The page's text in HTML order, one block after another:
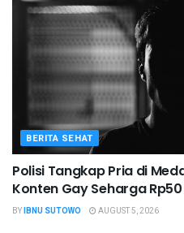
BERITA SEHAT
Polisi Tangkap Pria di
Konten Gay Seharga Rp50
BYIBNU SUTOWO AUGUST 5, 2026